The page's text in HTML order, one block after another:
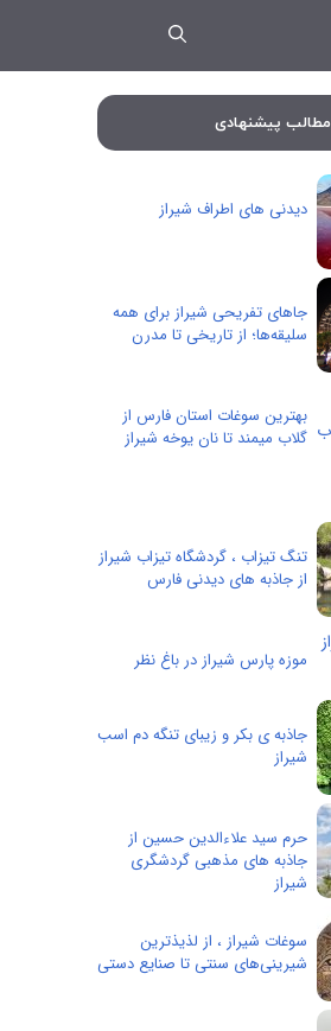
مطالب پیشنهادی
دیدنی های اطراف شیراز
جاهای تفریحی شیراز برای همه
سلیقه‌ها؛ از تاریخی تا مدرن
بهترین سوغات استان فارس از
گلاب میمند تا نان یوخه شیراز
تنگ تیزاب ، گردشگاه تیزاب شیراز
از جاذبه های دیدنی فارس
موزه پارس شیراز در باغ نظر
جاذبه ی بکر و زیبای تنگه دم اسب
شیراز
حرم سید علاءالدین حسین از
جاذبه های مذهبی گردشگری
شیراز
سوغات شیراز ، از لذیذترین
شیرینی‌های سنتی تا صنایع دستی